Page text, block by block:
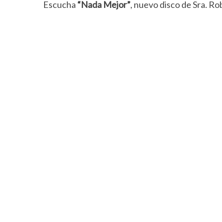
Escucha “Nada Mejor”, nuevo disco de Sra.